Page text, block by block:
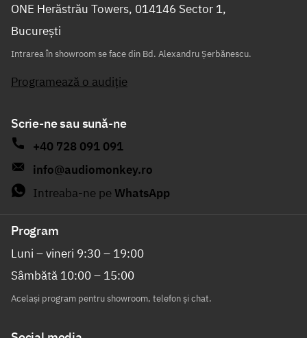
ONE Herăstrău Towers, 014146 Sector 1,
București
Intrarea în showroom se face din Bd. Alexandru Șerbănescu.
Programează o audiție
Scrie-ne sau sună-ne
+40 728 091 091
info@audiomonkey.ro
Intreaba-ne pe WhatsApp
Program
Luni – vineri 9:30 – 19:00
Sâmbătă 10:00 – 15:00
Același program pentru showroom, telefon și chat.